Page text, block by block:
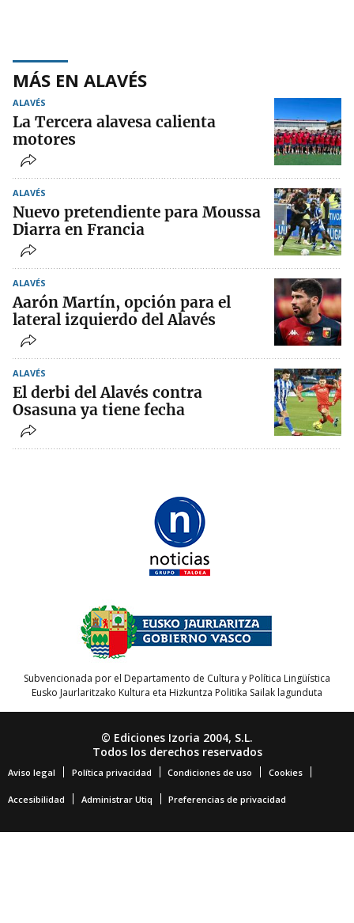
MÁS EN ALAVÉS
ALAVÉS
La Tercera alavesa calienta
motores
ALAVÉS
Nuevo pretendiente para Moussa
Diarra en Francia
ALAVÉS
Aarón Martín, opción para el
lateral izquierdo del Alavés
ALAVÉS
El derbi del Alavés contra
Osasuna ya tiene fecha
Subvencionada por el Departamento de Cultura y Política Lingüística
Eusko Jaurlaritzako Kultura eta Hizkuntza Politika Sailak lagunduta
© Ediciones Izoria 2004, S.L.
Todos los derechos reservados
Aviso legal Política privacidad Condiciones de uso Cookies
Accesibilidad Administrar Utiq Preferencias de privacidad